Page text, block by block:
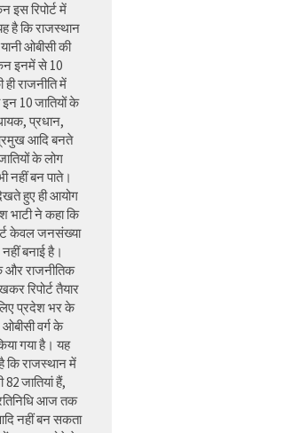
इस रिपोर्ट में
है कि राजस्थान
ओबीसी की
इनमें से 10
ही राजनीति में
इन 10 जातियों के
प्रधान,
आदि बनते
के लोग
नहीं बन पाते।
हुए ही आयोग
भाटी ने कहा कि
केवल जनसंख्या
बनाई है।
और राजनीतिक
रिपोर्ट तैयार
प्रदेश भर के
वर्ग के
गया है। यह
कि राजस्थान में
82 जातियां हैं,
आज तक
नहीं बन सकता